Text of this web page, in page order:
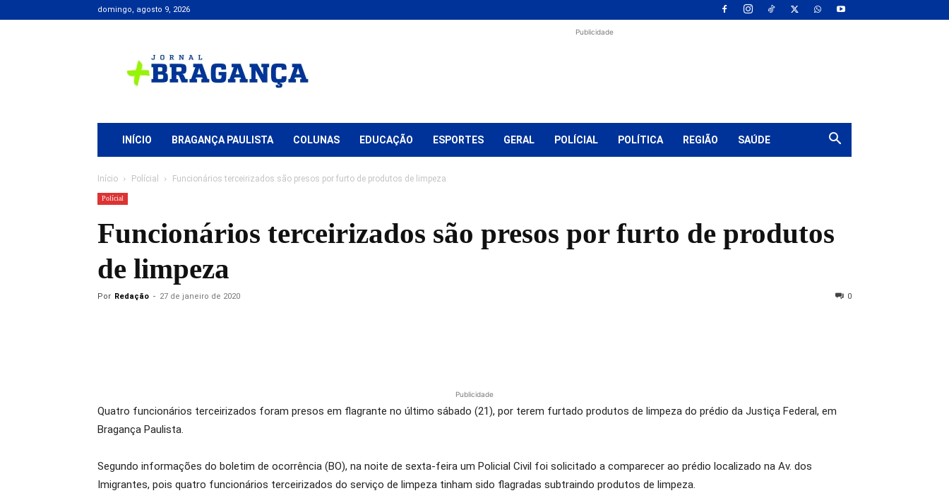
domingo, agosto 9, 2026
+
Bragança
Publicidade
INÍCIO BRAGANÇA PAULISTA COLUNAS EDUCAÇÃO ESPORTES GERAL POLÍCIAL POLÍTICA REGIÃO SAÚDE
Início Polícial Funcionários terceirizados são presos por furto de produtos de limpeza
Polícial
Funcionários terceirizados são presos por furto de produtos
de limpeza
Por Redação - 27 de janeiro de 2020 0
Publicidade
Quatro funcionários terceirizados foram presos em flagrante no último sábado (21), por terem furtado produtos de limpeza do prédio da Justiça Federal, em
Bragança Paulista.
Segundo informações do boletim de ocorrência (BO), na noite de sexta-feira um Policial Civil foi solicitado a comparecer ao prédio localizado na Av. dos
Imigrantes, pois quatro funcionários terceirizados do serviço de limpeza tinham sido flagradas subtraindo produtos de limpeza.